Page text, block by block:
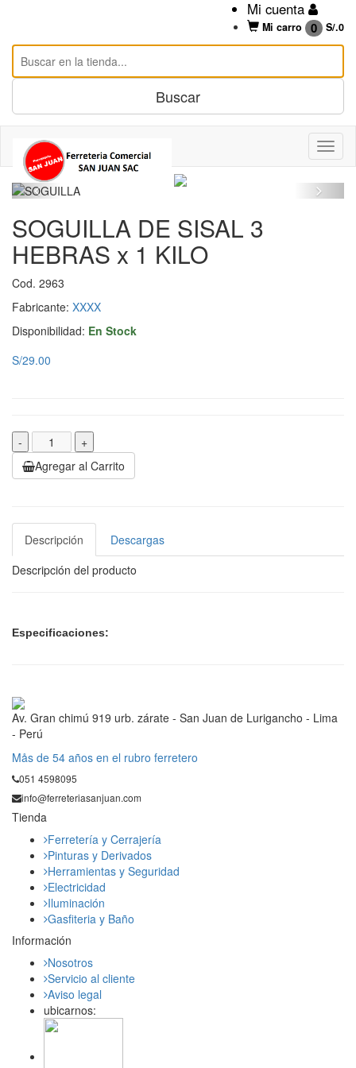
Mi cuenta
Mi carro 0 S/.0
SOGUILLA DE SISAL 3
HEBRAS x 1 KILO
Cod. 2963
Fabricante: XXXX
Disponibilidad: En Stock
S/29.00
-
+
Agregar al Carrito
Descripción
Descargas
Descripción del producto
Especificaciones:
Av. Gran chimú 919 urb. zárate - San Juan de Lurigancho - Lima
- Perú
Mås de 54 años en el rubro ferretero
051 4598095
info@ferreteriasanjuan.com
Tienda
Ferretería y Cerrajería
Pinturas y Derivados
Herramientas y Seguridad
Electricidad
Iluminación
Gasfiteria y Baño
Información
Nosotros
Servicio al cliente
Aviso legal
ubicarnos: